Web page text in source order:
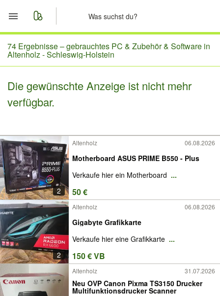
Start
Merkliste
Nachrichten
74 Ergebnisse –gebrauchtes PC & Zubehör & Software in
Altenholz - Schleswig-Holstein
Die gewünschte Anzeige ist nicht mehr
verfügbar.
2
Altenholz 06.08.2026
Motherboard ASUS PRIME B550 - Plus
Verkaufe hier ein Motherboard ...
50 €
2
Altenholz 06.08.2026
Gigabyte Grafikkarte
Verkaufe hier eine Grafikkarte ...
150 € VB
Altenholz 31.07.2026
Neu OVP Canon Pixma TS3150 Drucker
Multifunktionsdrucker Scanner